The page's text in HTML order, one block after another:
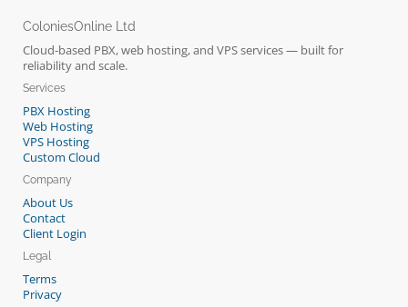
ColoniesOnline Ltd
Cloud-based PBX, web hosting, and VPS services — built for
reliability and scale.
Services
PBX Hosting
Web Hosting
VPS Hosting
Custom Cloud
Company
About Us
Contact
Client Login
Legal
Terms
Privacy